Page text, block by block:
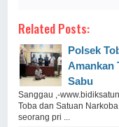
Related Posts:
Polsek
Amankan
Sabu
Sanggau ,-
Toba dan Satuan
seorang pri ...